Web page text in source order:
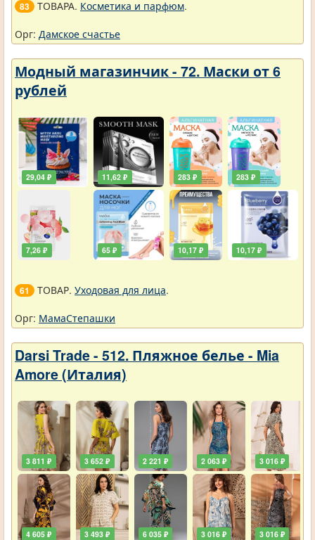
83 ТОВАРА. Косметика и парфюм.
Орг: Дамское счастье
Модный магазинчик - 72. Маски от 6
рублей
29,04 ₽
7,26 ₽
11,62 ₽
65 ₽
283 ₽
10,17 ₽
283 ₽
10,17 ₽
61 ТОВАР. Уходовая для лица.
Орг: МамаСтепашки
Darsi Trade - 512. Пляжное белье - Mia
Amore (Италия)
3 811 ₽
4 605 ₽
3 652 ₽
3 493 ₽
2 221 ₽
6 035 ₽
2 063 ₽
3 016 ₽
3 016 ₽
3 016 ₽